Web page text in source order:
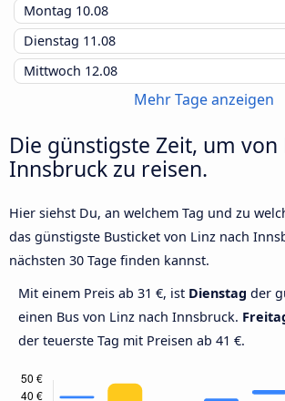
Montag 10.08
Dienstag 11.08
Mittwoch 12.08
Mehr Tage anzeigen
Die günstigste Zeit, um von
Innsbruck zu reisen.
Hier siehst Du, an welchem Tag und zu
das günstigste Busticket von Linz nach
nächsten 30 Tage finden kannst.
Mit einem Preis ab 31 €, ist Dienstag der
einen Bus von Linz nach Innsbruck.
der teuerste Tag mit Preisen ab 41 €.